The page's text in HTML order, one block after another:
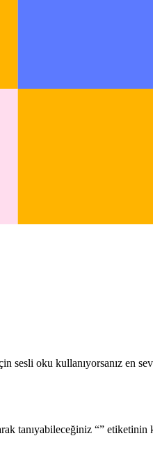
sesli oku kullanıyorsanız en
tanıyabileceğiniz “”